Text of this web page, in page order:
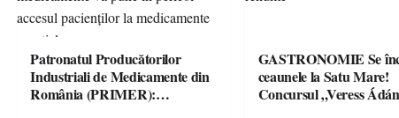
Patronatul Producătorilor
Industriali de Medicamente din
România (PRIMER):
GASTRONOMIE Se încing
ceaunele la Satu Mare!
Concursul „Veress